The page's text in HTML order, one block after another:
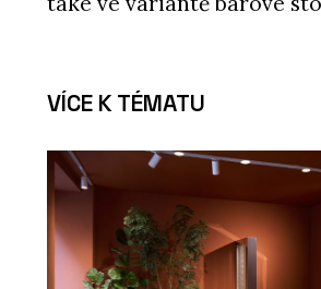
VÍCE K TÉMATU